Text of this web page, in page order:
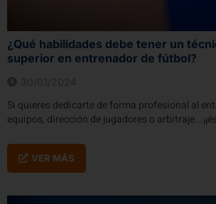
¿Qué habilidades debe tener un
superior en entrenador de fútbol?
Si quieres dedicarte de forma profesional al
equipos, dirección de jugadores o arbitraje…
VER MÁS